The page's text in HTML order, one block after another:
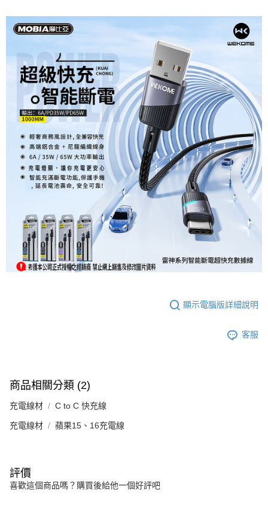
顯示電腦版詳細說明
客服
商品相關分類 (2)
充電線材 C to C 快充線
充電線材 蘋果15、16充電線
評價
喜歡這個商品嗎？購買後給他一個好評吧